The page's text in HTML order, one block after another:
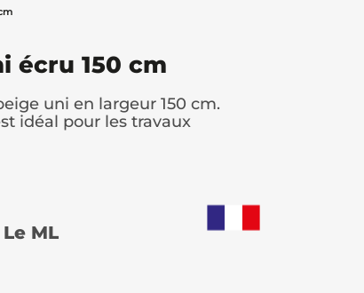
écru 150 cm
uni en largeur 150 cm.
idéal pour les travaux
Le ML